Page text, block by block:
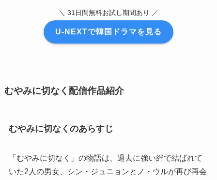
＼ 31日間無料お試し期間あり ／
U-NEXTで韓国ドラマを見る
むやみに切なく配信作品紹介
むやみに切なくのあらすじ
「むやみに切なく」の物語は、過去に強い絆で結ばれて
いた2人の男女、シン・ジュニョンとノ・ウルが再び再会